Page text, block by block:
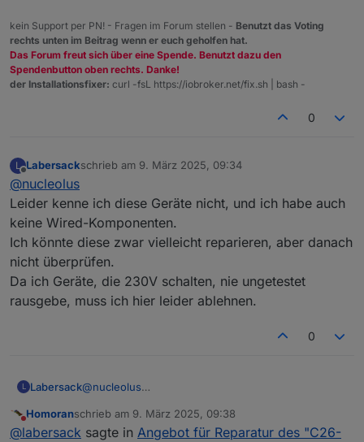
kein Support per PN! - Fragen im Forum stellen - Benutzt das Voting
rechts unten im Beitrag wenn er euch geholfen hat.
Das Forum freut sich über eine Spende. Benutzt dazu den
Spendenbutton oben rechts. Danke!
der Installationsfixer: curl -fsL https://iobroker.net/fix.sh | bash -
0
L
Offline
Labersackschrieb am 9. März 2025, 09:34
zuletzt editiert von
@nucleolus
Leider kenne ich diese Geräte nicht, und ich habe auch
keine Wired-Komponenten.
Ich könnte diese zwar vielleicht reparieren, aber danach
nicht überprüfen.
Da ich Geräte, die 230V schalten, nie ungetestet
rausgebe, muss ich hier leider ablehnen.
0
L Labersack@nucleolus
auch keine Wired-Komponenten.
Ich könnte diese zwar vielleicht reparieren, aber
Nicht stören
Homoranschrieb am 9. März 2025, 09:38
zuletzt editiert von
@labersack sagte in Angebot für Reparatur des "C26-